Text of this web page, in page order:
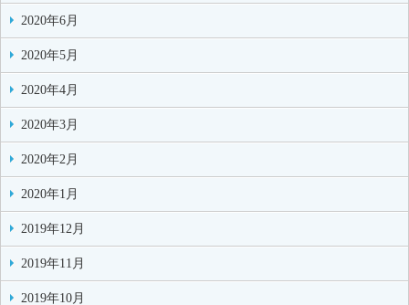
2020年6月
2020年5月
2020年4月
2020年3月
2020年2月
2020年1月
2019年12月
2019年11月
2019年10月